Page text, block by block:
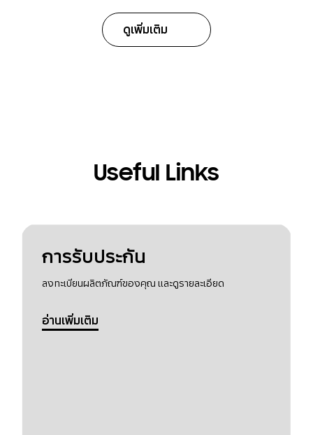
ดูเพิ่มเติม
Useful Links
การรับประกัน
ลงทะเบียนผลิตภัณฑ์ของคุณ และดูรายละเอียด
อ่านเพิ่มเติม